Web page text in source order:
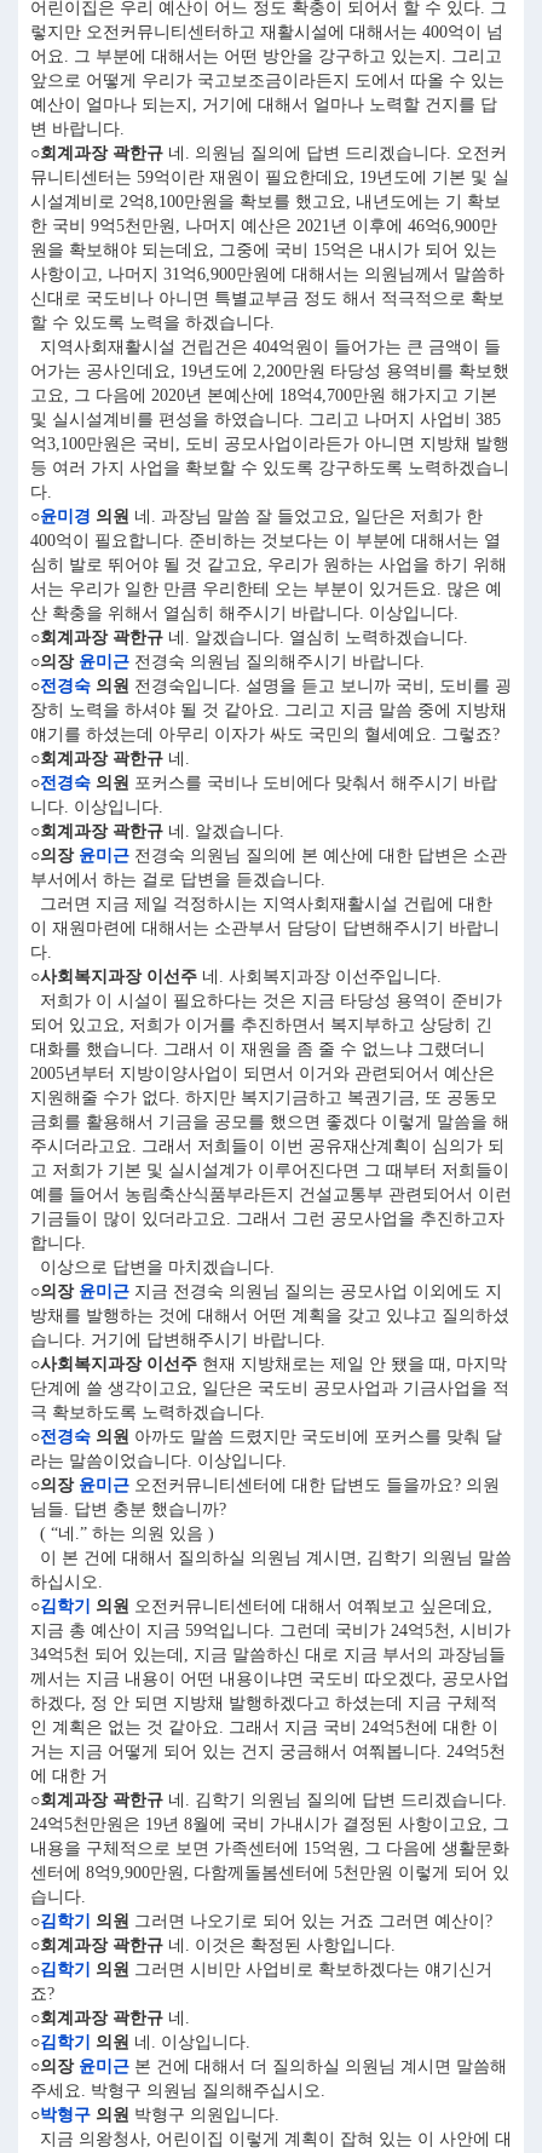
어린이집은 우리 예산이 어느 정도 확충이 되어서 할 수 있다. 그
렇지만 오전커뮤니티센터하고 재활시설에 대해서는 400억이 넘
어요. 그 부분에 대해서는 어떤 방안을 강구하고 있는지. 그리고
앞으로 어떻게 우리가 국고보조금이라든지 도에서 따올 수 있는
예산이 얼마나 되는지, 거기에 대해서 얼마나 노력할 건지를 답
변 바랍니다.
○회계과장 곽한규 네. 의원님 질의에 답변 드리겠습니다. 오전커
뮤니티센터는 59억이란 재원이 필요한데요, 19년도에 기본 및 실
시설계비로 2억8,100만원을 확보를 했고요, 내년도에는 기 확보
한 국비 9억5천만원, 나머지 예산은 2021년 이후에 46억6,900만
원을 확보해야 되는데요, 그중에 국비 15억은 내시가 되어 있는
사항이고, 나머지 31억6,900만원에 대해서는 의원님께서 말씀하
신대로 국도비나 아니면 특별교부금 정도 해서 적극적으로 확보
할 수 있도록 노력을 하겠습니다.
지역사회재활시설 건립건은 404억원이 들어가는 큰 금액이 들
어가는 공사인데요, 19년도에 2,200만원 타당성 용역비를 확보했
고요, 그 다음에 2020년 본예산에 18억4,700만원 해가지고 기본
및 실시설계비를 편성을 하였습니다. 그리고 나머지 사업비 385
억3,100만원은 국비, 도비 공모사업이라든가 아니면 지방채 발행
등 여러 가지 사업을 확보할 수 있도록 강구하도록 노력하겠습니
다.
○윤미경 의원 네. 과장님 말씀 잘 들었고요, 일단은 저희가 한
400억이 필요합니다. 준비하는 것보다는 이 부분에 대해서는 열
심히 발로 뛰어야 될 것 같고요, 우리가 원하는 사업을 하기 위해
서는 우리가 일한 만큼 우리한테 오는 부분이 있거든요. 많은 예
산 확충을 위해서 열심히 해주시기 바랍니다. 이상입니다.
○회계과장 곽한규 네. 알겠습니다. 열심히 노력하겠습니다.
○의장 윤미근 전경숙 의원님 질의해주시기 바랍니다.
○전경숙 의원 전경숙입니다. 설명을 듣고 보니까 국비, 도비를 굉
장히 노력을 하셔야 될 것 같아요. 그리고 지금 말씀 중에 지방채
얘기를 하셨는데 아무리 이자가 싸도 국민의 혈세예요. 그렇죠?
○회계과장 곽한규 네.
○전경숙 의원 포커스를 국비나 도비에다 맞춰서 해주시기 바랍
니다. 이상입니다.
○회계과장 곽한규 네. 알겠습니다.
○의장 윤미근 전경숙 의원님 질의에 본 예산에 대한 답변은 소관
부서에서 하는 걸로 답변을 듣겠습니다.
그러면 지금 제일 걱정하시는 지역사회재활시설 건립에 대한
이 재원마련에 대해서는 소관부서 담당이 답변해주시기 바랍니
다.
○사회복지과장 이선주 네. 사회복지과장 이선주입니다.
저희가 이 시설이 필요하다는 것은 지금 타당성 용역이 준비가
되어 있고요, 저희가 이거를 추진하면서 복지부하고 상당히 긴
대화를 했습니다. 그래서 이 재원을 좀 줄 수 없느냐 그랬더니
2005년부터 지방이양사업이 되면서 이거와 관련되어서 예산은
지원해줄 수가 없다. 하지만 복지기금하고 복권기금, 또 공동모
금회를 활용해서 기금을 공모를 했으면 좋겠다 이렇게 말씀을 해
주시더라고요. 그래서 저희들이 이번 공유재산계획이 심의가 되
고 저희가 기본 및 실시설계가 이루어진다면 그 때부터 저희들이
예를 들어서 농림축산식품부라든지 건설교통부 관련되어서 이런
기금들이 많이 있더라고요. 그래서 그런 공모사업을 추진하고자
합니다.
이상으로 답변을 마치겠습니다.
○의장 윤미근 지금 전경숙 의원님 질의는 공모사업 이외에도 지
방채를 발행하는 것에 대해서 어떤 계획을 갖고 있냐고 질의하셨
습니다. 거기에 답변해주시기 바랍니다.
○사회복지과장 이선주 현재 지방채로는 제일 안 됐을 때, 마지막
단계에 쓸 생각이고요, 일단은 국도비 공모사업과 기금사업을 적
극 확보하도록 노력하겠습니다.
○전경숙 의원 아까도 말씀 드렸지만 국도비에 포커스를 맞춰 달
라는 말씀이었습니다. 이상입니다.
○의장 윤미근 오전커뮤니티센터에 대한 답변도 들을까요? 의원
님들. 답변 충분 했습니까?
( “네.” 하는 의원 있음 )
이 본 건에 대해서 질의하실 의원님 계시면, 김학기 의원님 말씀
하십시오.
○김학기 의원 오전커뮤니티센터에 대해서 여쭤보고 싶은데요,
지금 총 예산이 지금 59억입니다. 그런데 국비가 24억5천, 시비가
34억5천 되어 있는데, 지금 말씀하신 대로 지금 부서의 과장님들
께서는 지금 내용이 어떤 내용이냐면 국도비 따오겠다, 공모사업
하겠다, 정 안 되면 지방채 발행하겠다고 하셨는데 지금 구체적
인 계획은 없는 것 같아요. 그래서 지금 국비 24억5천에 대한 이
거는 지금 어떻게 되어 있는 건지 궁금해서 여쭤봅니다. 24억5천
에 대한 거
○회계과장 곽한규 네. 김학기 의원님 질의에 답변 드리겠습니다.
24억5천만원은 19년 8월에 국비 가내시가 결정된 사항이고요, 그
내용을 구체적으로 보면 가족센터에 15억원, 그 다음에 생활문화
센터에 8억9,900만원, 다함께돌봄센터에 5천만원 이렇게 되어 있
습니다.
○김학기 의원 그러면 나오기로 되어 있는 거죠 그러면 예산이?
○회계과장 곽한규 네. 이것은 확정된 사항입니다.
○김학기 의원 그러면 시비만 사업비로 확보하겠다는 얘기신거
죠?
○회계과장 곽한규 네.
○김학기 의원 네. 이상입니다.
○의장 윤미근 본 건에 대해서 더 질의하실 의원님 계시면 말씀해
주세요. 박형구 의원님 질의해주십시오.
○박형구 의원 박형구 의원입니다.
지금 의왕청사, 어린이집 이렇게 계획이 잡혀 있는 이 사안에 대